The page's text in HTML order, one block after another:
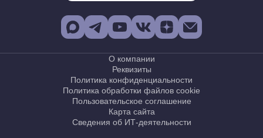
О компании
Реквизиты
Политика конфиденциальности
Политика обработки файлов cookie
Пользовательское соглашение
Карта сайта
Сведения об ИТ-деятельности